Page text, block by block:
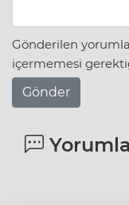
Gönderilen
içermemesi
Gönder